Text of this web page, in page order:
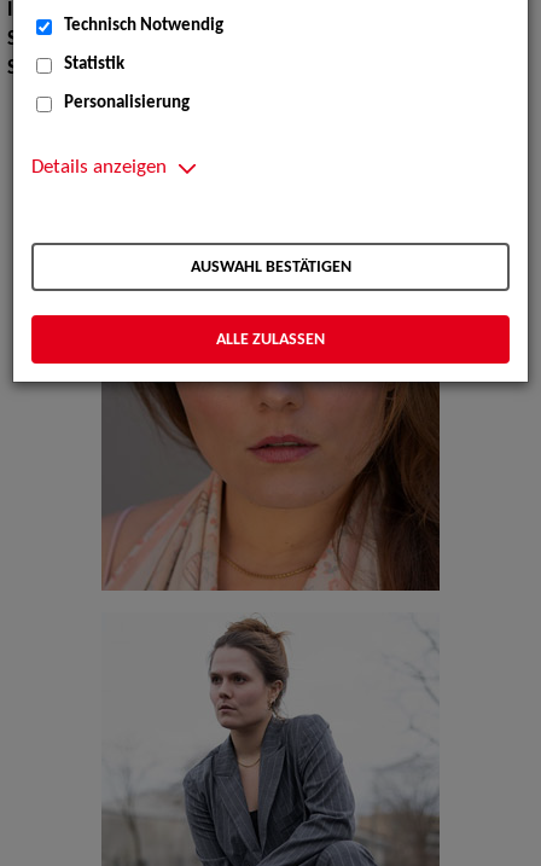
Instrument:
Sport:
Fußballspielen, Gymnastik, Yoga
Sprachen:Englisch, Spanisch, Französisch
Technisch Notwendig
Statistik
Personalisierung
Details anzeigen
AUSWAHL BESTÄTIGEN
ALLE ZULASSEN